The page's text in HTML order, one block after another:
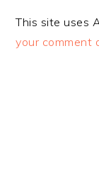
This site uses
your comment